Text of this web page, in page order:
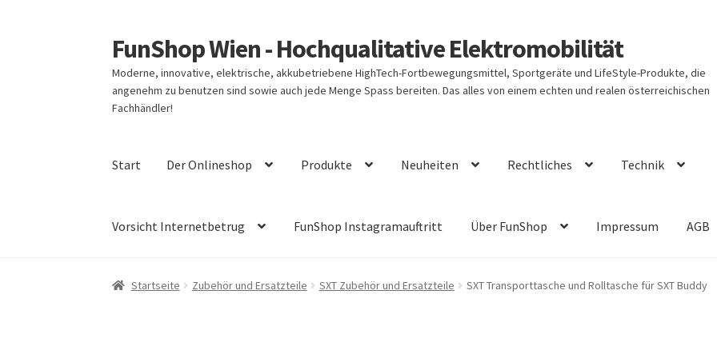
Zur
Navigation
springen
Zum
Inhalt
springen
FunShop Wien - Hochqualitative Elektromobilität
Moderne, innovative, elektrische, akkubetriebene HighTech-Fortbewegungsmittel, Sportgeräte und LifeStyle-Produkte, die
angenehm zu benutzen sind sowie auch jede Menge Spass bereiten. Das alles von einem echten und realen österreichischen
Fachhändler!
Start Der Onlineshop Produkte Neuheiten Rechtliches Technik
Vorsicht Internetbetrug FunShop Instagramauftritt Über FunShop Impressum AGB
Startseite Zubehör und Ersatzteile SXT Zubehör und Ersatzteile SXT Transporttasche und Rolltasche für SXT Buddy